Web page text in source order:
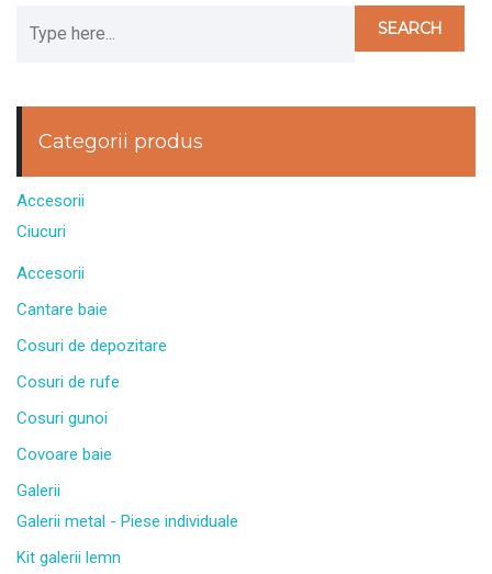
Categorii produs
Accesorii
Ciucuri
Accesorii
Cantare baie
Cosuri de depozitare
Cosuri de rufe
Cosuri gunoi
Covoare baie
Galerii
Galerii metal - Piese individuale
Kit galerii lemn